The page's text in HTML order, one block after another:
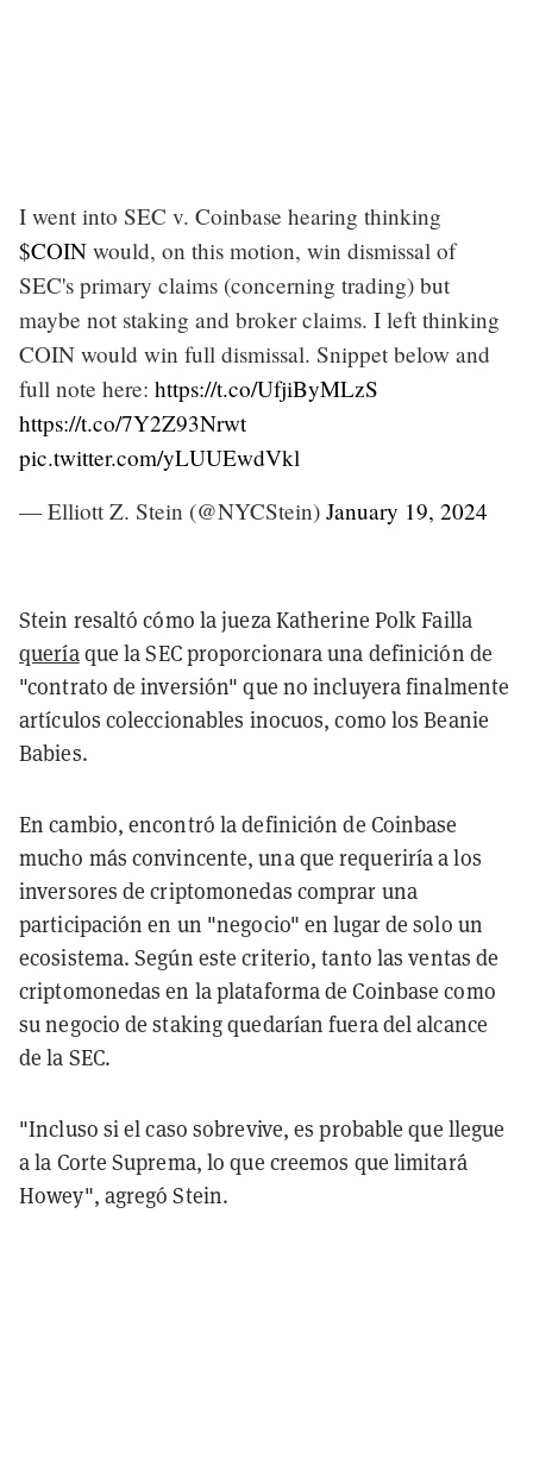
I went into SEC v. Coinbase hearing thinking
$COIN would, on this motion, win dismissal of
SEC's primary claims (concerning trading) but
maybe not staking and broker claims. I left thinking
COIN would win full dismissal. Snippet below and
full note here: https://t.co/UfjiByMLzS
https://t.co/7Y2Z93Nrwt
pic.twitter.com/yLUUEwdVkl
— Elliott Z. Stein (@NYCStein) January 19, 2024
Stein resaltó cómo la jueza Katherine Polk Failla
queríaque la SEC proporcionara una definición de
"contrato de inversión" que no incluyera finalmente
artículos coleccionables inocuos, como los Beanie
Babies.
En cambio, encontró la definición de Coinbase
mucho más convincente, una que requeriría a los
inversores de criptomonedas comprar una
participación en un "negocio" en lugar de solo un
ecosistema. Según este criterio, tanto las ventas de
criptomonedas en la plataforma de Coinbase como
su negocio de staking quedarían fuera del alcance
de la SEC.
"Incluso si el caso sobrevive, es probable que llegue
a la Corte Suprema, lo que creemos que limitará
Howey", agregó Stein.